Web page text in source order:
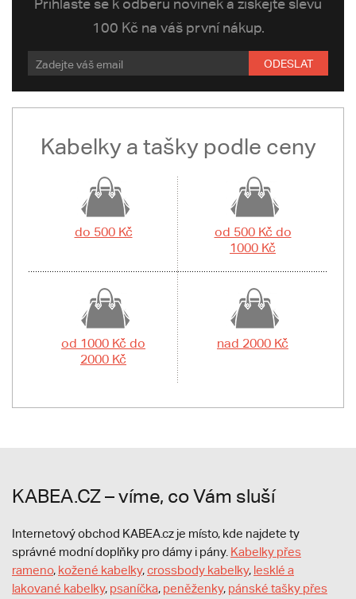
Přihlaste se k odběru novinek a získejte slevu
100 Kč na váš první nákup.
ODESLAT
Kabelky a tašky podle ceny
do 500 Kč
od 500 Kč do
1000 Kč
od 1000 Kč do
2000 Kč
nad 2000 Kč
KABEA.CZ – víme, co Vám sluší
Internetový obchod KABEA.cz je místo, kde najdete ty
správné modní doplňky pro dámy i pány. Kabelky přes
rameno, kožené kabelky,crossbody kabelky, lesklé a
lakované kabelky, psaníčka, peněženky, pánské tašky přes